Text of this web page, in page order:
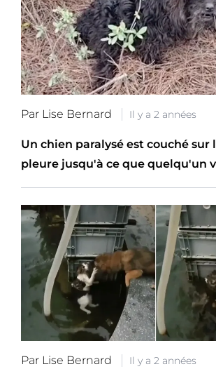
Par Lise Bernard Il y a 2 années
Un chien paralysé est couché sur
pleure jusqu'à ce que quelqu'un
Par Lise Bernard Il y a 2 années